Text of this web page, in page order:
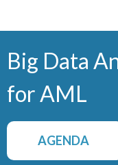
Big Data
for AML
AGENDA